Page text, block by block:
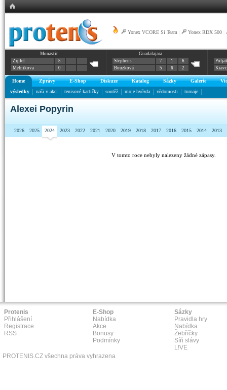
Yonex VCORE Si Team Yonex RDX 500
Monastir
Zipfel
5
Melnikova
0
Guadalajara
Stephens
7 1
6
Bouzková
5 6 2
Home Zprávy E-Shop Diskuze Katalog Sázky Galerie
výsledky
naši v akci tenisové kartičky soutěž moje hvězda vědomosti turnaje
Alexei Popyrin
2026 2025 2024 2023 2022 2021 2020 2019 2018 2017 2016 2015 2014 2013
V tomto roce nebyly nalezeny žádné zápasy.
Protenis
Přihlášení
Registrace
RSS
E-Shop
Nabídka
Akce
Bonusy
Podmínky
Sázky
Pravidla hry
Nabídka
Žebříčky
Síň slávy
L!VE
PROTENIS.CZ všechna práva vyhrazena